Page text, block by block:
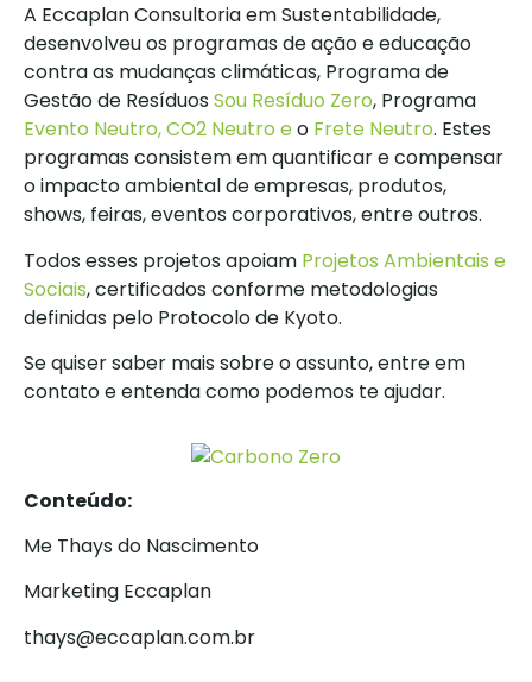
A Eccaplan Consultoria em Sustentabilidade,
desenvolveu os programas de ação e educação
contra as mudanças climáticas, Programa de
Gestão de Resíduos Sou Resíduo Zero, Programa
Evento Neutro,CO2 Neutro e o Frete Neutro. Estes
programas consistem em quantificar e compensar
o impacto ambiental de empresas, produtos,
shows, feiras, eventos corporativos, entre outros.
Todos esses projetos apoiam Projetos Ambientais e
Sociais, certificados conforme metodologias
definidas pelo Protocolo de Kyoto.
Se quiser saber mais sobre o assunto, entre em
contato e entenda como podemos te ajudar.
Conteúdo:
Me Thays do Nascimento
Marketing Eccaplan
thays@eccaplan.com.br